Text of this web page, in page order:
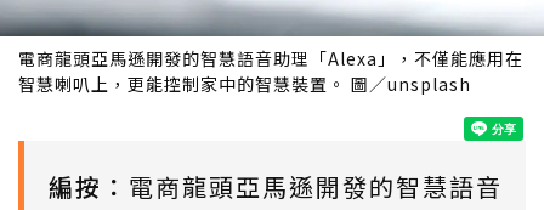
電商龍頭亞馬遜開發的智慧語音助理「Alexa」，不僅能應用在
智慧喇叭上，更能控制家中的智慧裝置。 圖／unsplash
編按： 電商龍頭亞馬遜開發的智慧語音